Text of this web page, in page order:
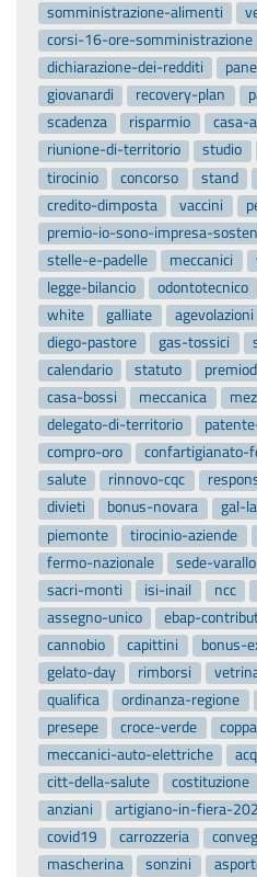
somministrazione-alimenti
corsi-16-ore-somministrazione
dichiarazione-dei-redditi
pane
giovanardi
recovery-plan
scadenza
risparmio
casa-
riunione-di-territorio
studio
tirocinio
concorso stand
credito-dimposta
vaccini
premio-io-sono-impresa-
stelle-e-padelle
meccanici
legge-bilancio
odontotecnico
white
galliate agevolazioni
diego-pastore
gas-tossici
calendario
statuto
casa-bossi
meccanica
delegato-di-territorio
compro-oro
confartigianato-
salute
rinnovo-cqc
divieti
bonus-novara gal-
piemonte
tirocinio-aziende
fermo-nazionale
sede-varallo
sacri-monti
isi-inail ncc
assegno-unico
ebap-
cannobio
capittini bonus-
gelato-day
rimborsi
qualifica
ordinanza-regione
presepe
croce-verde
meccanici-auto-elettriche
citt-della-salute
costituzione
anziani
artigiano-in-fiera-
covid19
carrozzeria
mascherina
sonzini